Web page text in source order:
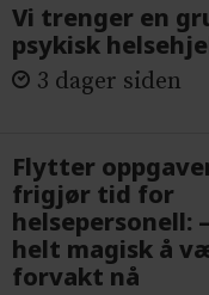
Vi trenger en
psykisk
3 dager siden
Flytter
frigjør tid for
helsepersonell:
helt magisk å
forvakt nå